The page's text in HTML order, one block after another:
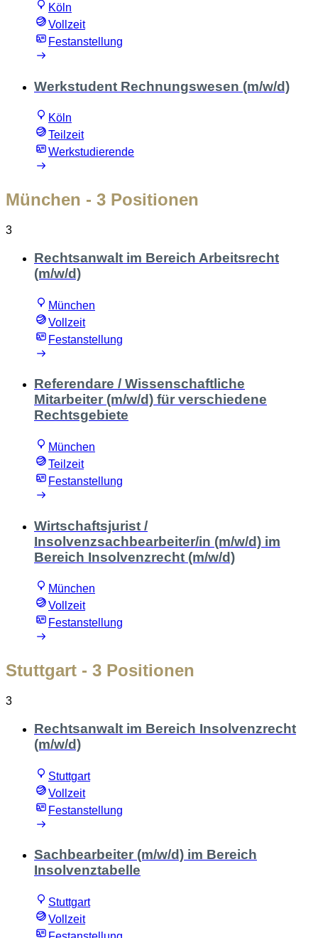
Köln
Vollzeit
Festanstellung
Werkstudent Rechnungswesen (m/w/d)
Köln
Teilzeit
Werkstudierende
München - 3 Positionen
3
Rechtsanwalt im Bereich Arbeitsrecht
(m/w/d)
München
Vollzeit
Festanstellung
Referendare / Wissenschaftliche
Mitarbeiter (m/w/d) für verschiedene
Rechtsgebiete
München
Teilzeit
Festanstellung
Wirtschaftsjurist /
Insolvenzsachbearbeiter/in (m/w/d) im
Bereich Insolvenzrecht (m/w/d)
München
Vollzeit
Festanstellung
Stuttgart - 3 Positionen
3
Rechtsanwalt im Bereich Insolvenzrecht
(m/w/d)
Stuttgart
Vollzeit
Festanstellung
Sachbearbeiter (m/w/d) im Bereich
Insolvenztabelle
Stuttgart
Vollzeit